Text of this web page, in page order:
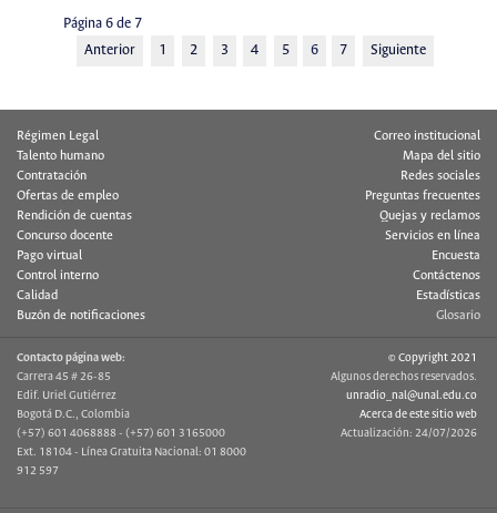
Página 6 de 7
Anterior
1 2 3 4 5 6 7 Siguiente
Régimen Legal
Talento humano
Contratación
Ofertas de empleo
Rendición de cuentas
Concurso docente
Pago virtual
Control interno
Calidad
Buzón de notificaciones
Correo institucional
Mapa del sitio
Redes sociales
Preguntas frecuentes
Quejas y reclamos
Servicios en línea
Encuesta
Contáctenos
Estadísticas
Glosario
Contacto página web:
Carrera 45 # 26-85
Edif. Uriel Gutiérrez
Bogotá D.C., Colombia
(+57) 601 4068888 - (+57) 601 3165000
Ext. 18104 - Línea Gratuita Nacional: 01 8000
912 597
© Copyright 2021
Algunos derechos reservados.
unradio_nal@unal.edu.co
Acerca de este sitio web
Actualización: 24/07/2026